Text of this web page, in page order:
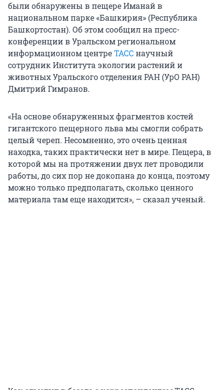
были обнаружены в пещере Иманай в
национальном парке «Башкирия» (Республика
Башкортостан). Об этом сообщил на пресс-
конференции в Уральском региональном
информационном центреТАССнаучный
сотрудник Института экологии растений и
животных Уральского отделения РАН (УрО РАН)
Дмитрий Гимранов.
«На основе обнаруженных фрагментов костей
гигантского пещерного льва мы смогли собрать
целый череп. Несомненно, это очень ценная
находка, таких практически нет в мире. Пещера, в
которой мы на протяжении двух лет проводили
работы, до сих пор не докопана до конца, поэтому
можно только предполагать, сколько ценного
материала там еще находится», – сказал ученый.